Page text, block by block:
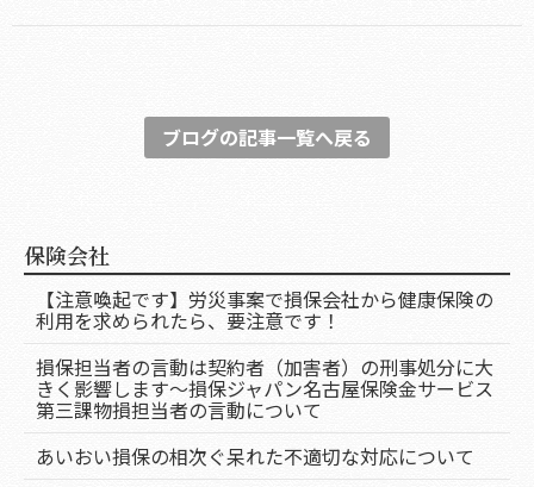
ブログの記事一覧へ戻る
保険会社
【注意喚起です】労災事案で損保会社から健康保険の
利用を求められたら、要注意です！
損保担当者の言動は契約者（加害者）の刑事処分に大
きく影響します～損保ジャパン名古屋保険金サービス
第三課物損担当者の言動について
あいおい損保の相次ぐ呆れた不適切な対応について